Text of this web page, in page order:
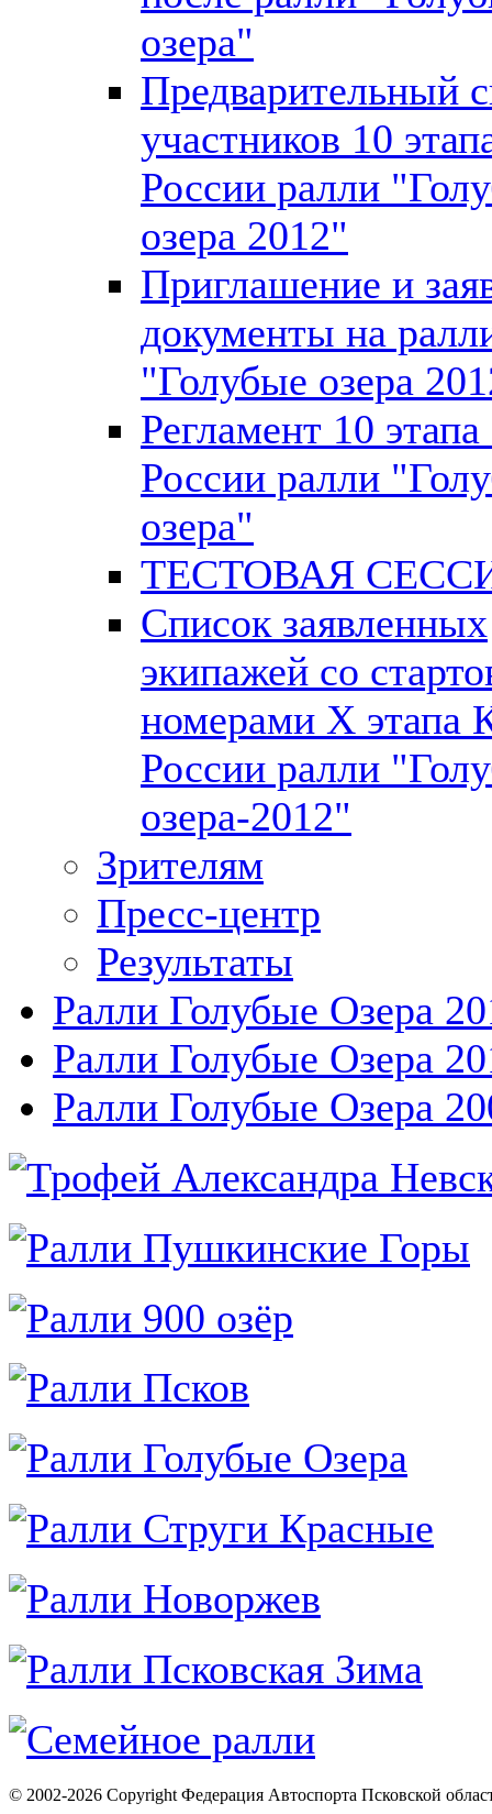
озера"
Предварительный
участников 10
России ралли
озера 2012"
Приглашение и
документы на
"Голубые озера
Регламент 10
России ралли
озера"
ТЕСТОВАЯ
Список заявленных
экипажей со
номерами X этапа
России ралли
озера-2012"
Зрителям
Пресс-центр
Результаты
Ралли Голубые Озера
Ралли Голубые Озера
Ралли Голубые Озера
© 2002-2026 Copyright Федерация Автоспорта Псковской